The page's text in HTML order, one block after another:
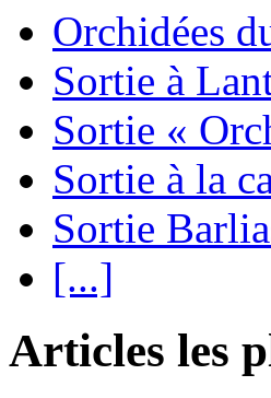
Orchidées
Sortie à
Sortie «
Sortie à la
Sortie
[...]
Articles les